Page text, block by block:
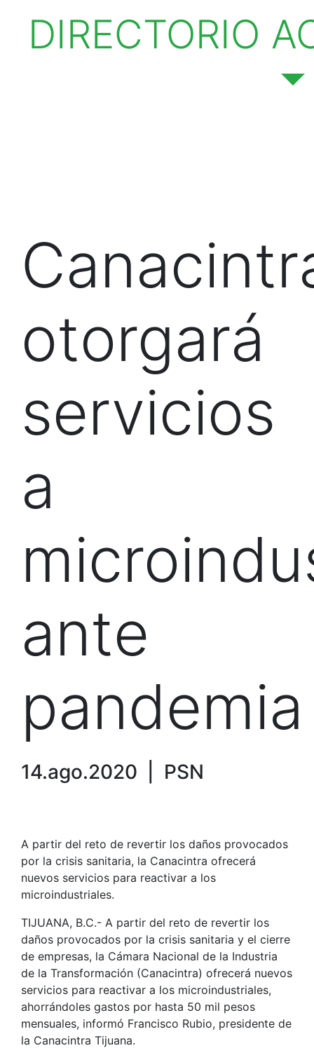
DIRECTORIO
otorgará
servicios
a
ante
pandemia
14.ago.2020 | PSN
A partir del reto de revertir los daños provocados
por la crisis sanitaria, la Canacintra ofrecerá
nuevos servicios para reactivar a los
microindustriales.
TIJUANA, B.C.- A partir del reto de revertir los
daños provocados por la crisis sanitaria y el cierre
de empresas, la Cámara Nacional de la Industria
de la Transformación (Canacintra) ofrecerá nuevos
servicios para reactivar a los microindustriales,
ahorrándoles gastos por hasta 50 mil pesos
mensuales, informó Francisco Rubio, presidente de
la Canacintra Tijuana.